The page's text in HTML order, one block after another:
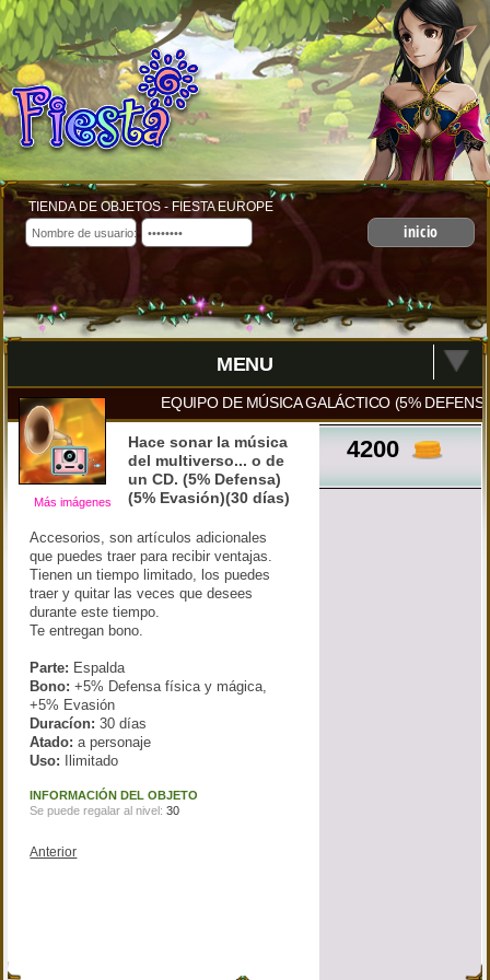
TIENDA DE OBJETOS - FIESTA EUROPE
inicio
MENU
EQUIPO DE MÚSICA GALÁCTICO (5%
4200
Más imágenes
Hace sonar la música
del multiverso... o de
un CD. (5% Defensa)
(5% Evasión)(30 días)
Accesorios, son artículos adicionales
que puedes traer para recibir ventajas.
Tienen un tiempo limitado, los puedes
traer y quitar las veces que desees
durante este tiempo.
Te entregan bono.
Parte: Espalda
Bono: +5% Defensa física y mágica,
+5% Evasión
Duracíon: 30 días
Atado: a personaje
Uso: Ilimitado
INFORMACIÓN DEL OBJETO
Se puede regalar al nivel:30
Anterior